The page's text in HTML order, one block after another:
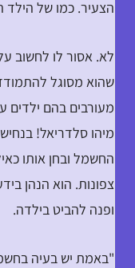
הצעיר. כמו של
לא. אסור לו לחשוב
שהוא מסוגל
מעורבים בהם ילדים
מיהו סלדריאל!
החשמל ובחן אותו
צפונות. הוא הנהן
ופנה להביט בילדה.
"באמת יש בעיה